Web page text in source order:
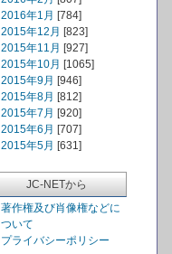
2016年1月 [784]
2015年12月 [823]
2015年11月 [927]
2015年10月 [1065]
2015年9月 [946]
2015年8月 [812]
2015年7月 [920]
2015年6月 [707]
2015年5月 [631]
JC-NETから
著作権及び肖像権などに
ついて
プライバシーポリシー